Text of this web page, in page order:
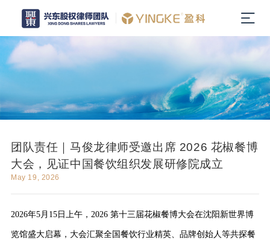
团队责任｜马俊龙律师受邀出席 2026 花椒餐博
大会，见证中国餐饮组织发展研修院成立
May 19, 2026
2026年5月15日上午， 2026 第十三届花椒餐博大会在沈阳新世界博
览馆盛大启幕，大会汇聚全国餐饮行业精英、品牌创始人等共探餐